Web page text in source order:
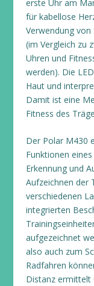
erste Uhr am
für kabellose
Verwendung
(im Vergleich zu
Uhren und
werden). Die
Haut und
Damit ist eine
Fitness des
Der Polar M430
Funktionen
Erkennung und
Aufzeichnen der
verschiedenen
integrierten
aufgezeichnet
also auch zum
Radfahren
Distanz ermittelt